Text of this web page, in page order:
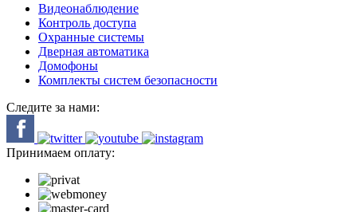
Видеонаблюдение
Контроль доступа
Охранные системы
Дверная автоматика
Домофоны
Комплекты систем безопасности
Следите за нами:
Принимаем оплату: